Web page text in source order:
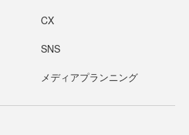
CX
SNS
メディアプランニング